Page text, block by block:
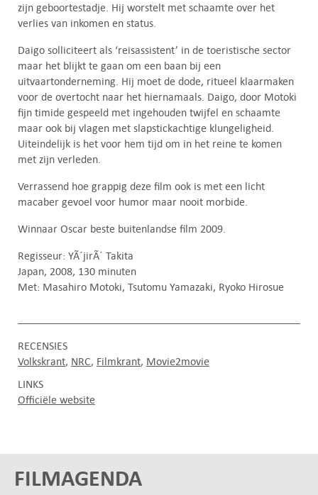
zijn geboortestadje. Hij worstelt met schaamte over het
verlies van inkomen en status.
Daigo solliciteert als ‘reisassistent’ in de toeristische sector
maar het blijkt te gaan om een baan bij een
uitvaartonderneming. Hij moet de dode, ritueel klaarmaken
voor de overtocht naar het hiernamaals. Daigo, door Motoki
fijn timide gespeeld met ingehouden twijfel en schaamte
maar ook bij vlagen met slapstickachtige klungeligheid.
Uiteindelijk is het voor hem tijd om in het reine te komen
met zijn verleden.
Verrassend hoe grappig deze film ook is met een licht
macaber gevoel voor humor maar nooit morbide.
Winnaar Oscar beste buitenlandse film 2009.
Regisseur: YÃ´jirÃ´ Takita
Japan, 2008, 130 minuten
Met: Masahiro Motoki, Tsutomu Yamazaki, Ryoko Hirosue
RECENSIES
Volkskrant NRC Filmkrant Movie2movie
LINKS
Officiële website
FILMAGENDA